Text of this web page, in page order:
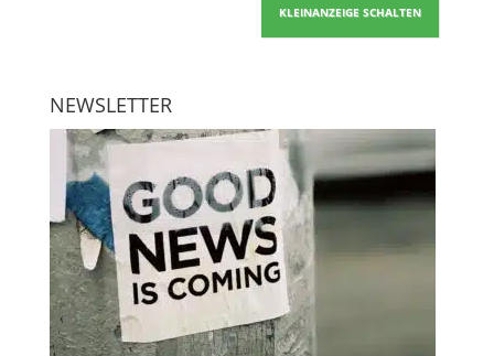
KLEINANZEIGE SCHALTEN
NEWSLETTER